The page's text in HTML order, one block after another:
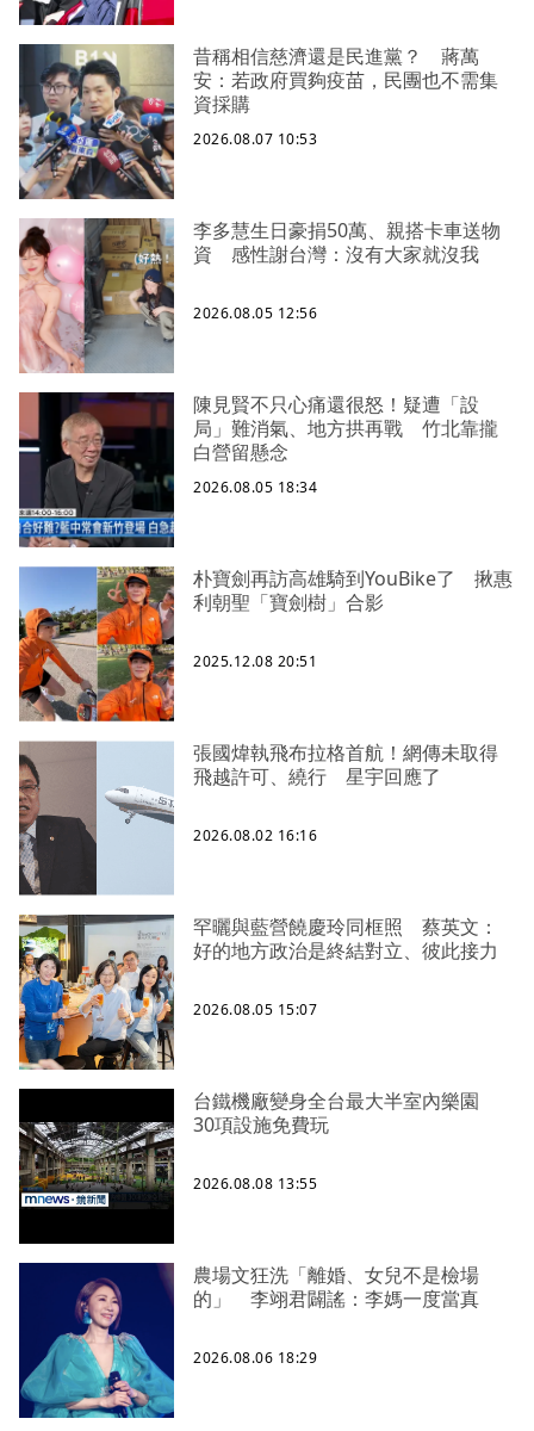
昔稱相信慈濟還是民進黨？ 蔣萬
安：若政府買夠疫苗，民團也不需集
資採購
2026.08.07 10:53
李多慧生日豪捐50萬、親搭卡車送物
資 感性謝台灣：沒有大家就沒我
2026.08.05 12:56
陳見賢不只心痛還很怒！疑遭「設
局」難消氣、地方拱再戰 竹北靠攏
白營留懸念
2026.08.05 18:34
朴寶劍再訪高雄騎到YouBike了 揪惠
利朝聖「寶劍樹」合影
2025.12.08 20:51
張國煒執飛布拉格首航！網傳未取得
飛越許可、繞行 星宇回應了
2026.08.02 16:16
罕曬與藍營饒慶玲同框照 蔡英文：
好的地方政治是終結對立、彼此接力
2026.08.05 15:07
台鐵機廠變身全台最大半室內樂園
30項設施免費玩
2026.08.08 13:55
農場文狂洗「離婚、女兒不是檢場
的」 李翊君闢謠：李媽一度當真
2026.08.06 18:29